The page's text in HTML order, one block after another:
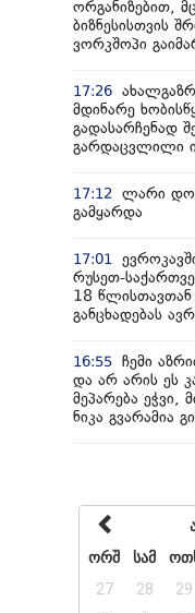
ორგანიზებით,
ბიზნესისთვის
ვორკშოპი
17:26
მდინარე
გადასარჩენად
გარდაცვლილი
17:12
ლარი
გამყარდა
17:01
რუსეთ-
18 წლისთავთან
განცხადებას
16:55 ჩემი
და არ არის ეს
მეპარება ეჭვი,
ნიკა გვარამია
ორშ
სამ
27
28 29